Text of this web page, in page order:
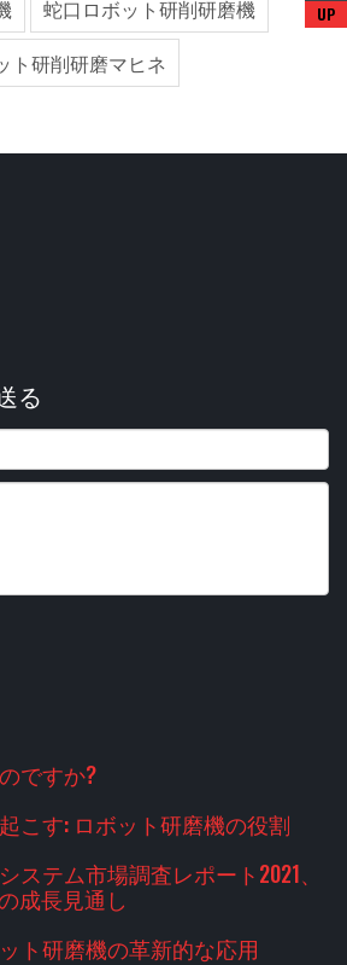
蛇口ロボット研削研磨機
ト研削研磨マヒネ
る
ですか?
こす: ロボット研磨機の役割
ステム市場調査レポート2021、
成長見通し
ト研磨機の革新的な応用